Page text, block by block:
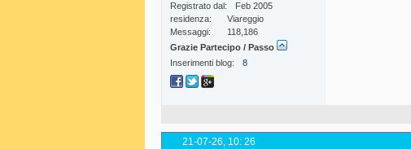
Registrato dal
Feb 2005
residenza
Viareggio
Messaggi
118,186
Grazie Partecipo / Passo
Inserimenti blog
8
21-07-26, 10: 26